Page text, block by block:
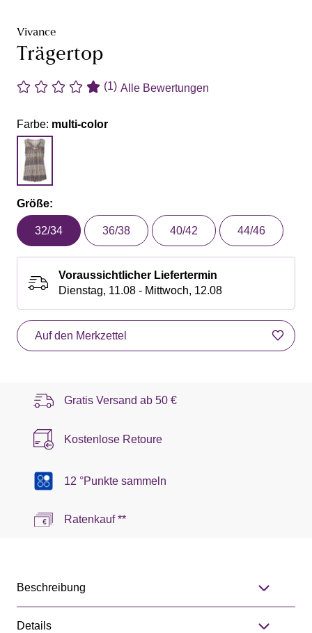
Vivance
Trägertop
(1) Alle Bewertungen
Farbe: multi-color
Größe:
32/34 36/38 40/42 44/46
Voraussichtlicher Liefertermin
Dienstag, 11.08 - Mittwoch, 12.08
Auf den Merkzettel
Gratis Versand ab 50 €
Kostenlose Retoure
12 °Punkte sammeln
Ratenkauf **
Beschreibung
Details